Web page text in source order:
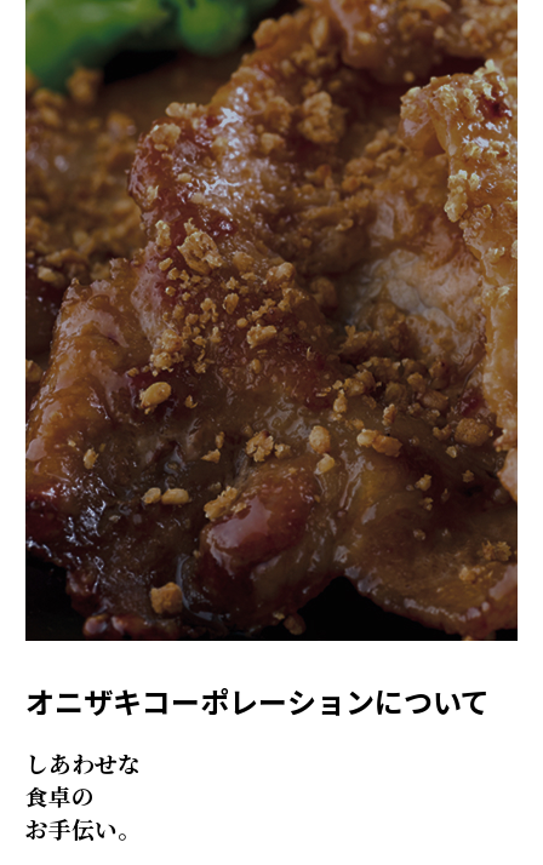
オニザキコーポレーションについて
しあわせな
食卓の
お手伝い。